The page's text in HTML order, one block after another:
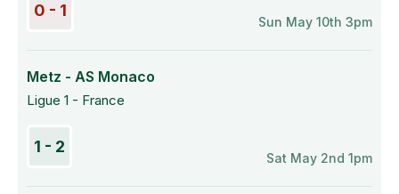
0 - 1
Sun May 10th 3pm
Metz - AS Monaco
Ligue 1 - France
1 - 2
Sat May 2nd 1pm